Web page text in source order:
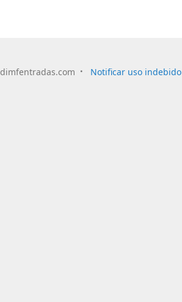
dimfentradas.com Notificar uso indebido